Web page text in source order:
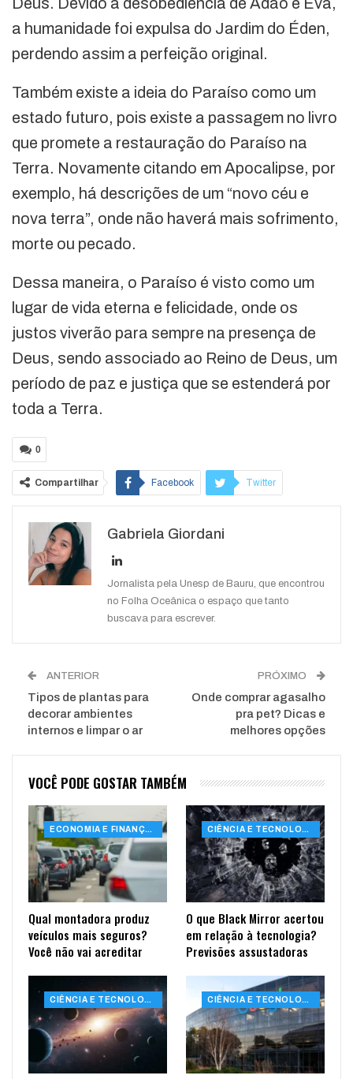
a humanidade foi expulsa do Jardim do Éden,
perdendo assim a perfeição original.
Também existe a ideia do Paraíso como um
estado futuro, pois existe a passagem no livro
que promete a restauração do Paraíso na
Terra. Novamente citando em Apocalipse, por
exemplo, há descrições de um “novo céu e
nova terra”, onde não haverá mais sofrimento,
morte ou pecado.
Dessa maneira, o Paraíso é visto como um
lugar de vida eterna e felicidade, onde os
justos viverão para sempre na presença de
Deus, sendo associado ao Reino de Deus, um
período de paz e justiça que se estenderá por
toda a Terra.
0
Compartilhar Facebook Twitter
WhatsApp
Gabriela Giordani
Jornalista pela Unesp de Bauru, que encontrou
no Folha Oceânica o espaço que tanto
buscava para escrever.
ANTERIOR
Tipos de plantas para
decorar ambientes
internos e limpar o ar
PRÓXIMO
Onde comprar agasalho
pra pet​? Dicas e
melhores opções
VOCÊ PODE GOSTAR TAMBÉM
ECONOMIA E FINANÇAS
Qual montadora produz
veículos mais seguros?
Você não vai acreditar
CIÊNCIA E TECNOLOGIA
O que Black Mirror acertou
em relação à tecnologia?
Previsões assustadoras
CIÊNCIA E TECNOLOGIA CIÊNCIA E TECNOLOGIA